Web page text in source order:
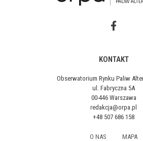
KONTAKT
Obserwatorium Rynku Paliw
ul. Fabryczna 5A
00-446 Warszawa
redakcja@orpa.pl
+48 507 686 158
O NAS MAPA